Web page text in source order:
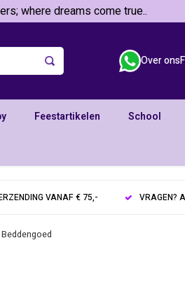
where dreams come true..
Over ons
Feestartikelen School
VANAF € 75,- VRAGEN?
Beddengoed